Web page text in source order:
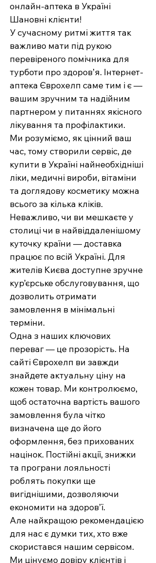
онлайн-аптека в Україні
Шановні клієнти!
У сучасному ритмі життя так
важливо мати під рукою
перевіреного помічника для
турботи про здоров’я. Інтернет-
аптека Єврохелп саме тим і є —
вашим зручним та надійним
партнером у питаннях якісного
лікування та профілактики.
Ми розуміємо, як цінний ваш
час, тому створили сервіс, де
купити в Україні найнеобхідніші
ліки, медичні вироби, вітаміни
та доглядову косметику можна
всього за кілька кліків.
Неважливо, чи ви мешкаєте у
столиці чи в найвіддаленішому
куточку країни — доставка
працює по всій Україні. Для
жителів Києва доступне зручне
кур’єрське обслуговування, що
дозволить отримати
замовлення в мінімальні
терміни.
Одна з наших ключових
переваг — це прозорість. На
сайті Єврохелп ви завжди
знайдете актуальну ціну на
кожен товар. Ми контролюємо,
щоб остаточна вартість вашого
замовлення була чітко
визначена ще до його
оформлення, без прихованих
націнок. Постійні акції, знижки
та програни лояльності
роблять покупки ще
вигіднішими, дозволяючи
економити на здоров’ї.
Але найкращою рекомендацією
для нас є думки тих, хто вже
скористався нашим сервісом.
Ми цінуємо довіру клієнтів і